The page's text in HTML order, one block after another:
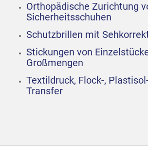
Orthopädische Zurichtung
Sicherheitsschuhen
Schutzbrillen mit
Stickungen von
Großmengen
Textildruck, Flock-,
Transfer